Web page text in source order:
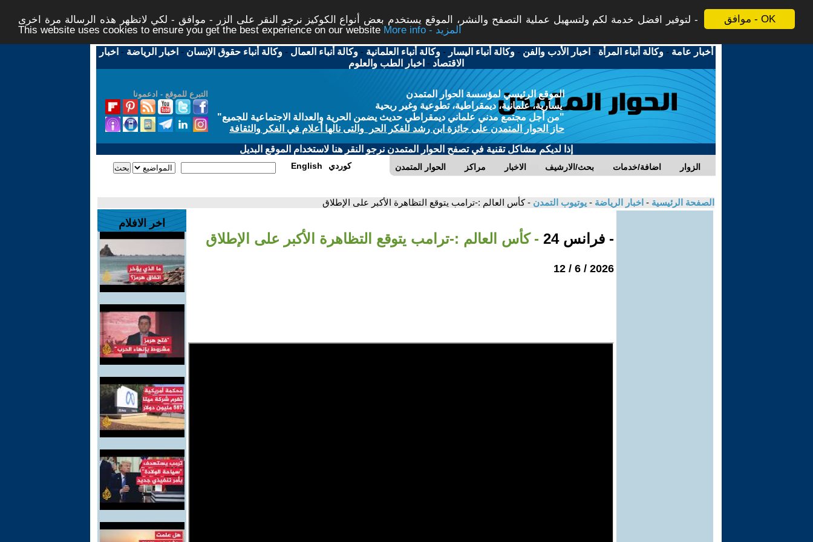
موافق - OK
لتوفير افضل خدمة لكم ولتسهيل عملية التصفح والنشر، الموقع يستخدم بعض أنواع الكوكيز نرجو النقر على الزر - موافق - لكي لاتظهر هذه الرسالة مرة اخرى -
This website uses cookies to ensure you get the best experience on our website
More info - المزيد
أخبار عامة -وكالة أنباء المرأة - اخبار الأدب والفن -وكالة أنباء اليسار -وكالة أنباء العلمانية -وكالة أنباء العمال -وكالة أنباء حقوق الإنسان - اخبار الرياضة - اخبار
الاقتصاد - اخبار الطب والعلوم
التبرع للموقع - ادعمونا
الموقع الرئيسي لمؤسسة الحوار المتمدن
يسارية، علمانية، ديمقراطية، تطوعية وغير ربحية
"من أجل مجتمع مدني علماني ديمقراطي حديث يضمن الحرية والعدالة الاجتماعية للجميع"
حاز الحوار المتمدن على جائزة ابن رشد للفكر الحر والتى نالها أعلام في الفكر والثقافة
إذا لديكم مشاكل تقنية في تصفح الحوار المتمدن نرجو النقر هنا لاستخدام الموقع البديل
الحوار المتمدن مراكز الاخبار بحث/الارشيف اضافة/خدمات الزوار English كوردي
الصفحة الرئيسية - اخبار الرياضة - يوتيوب التمدن - كأس العالم :-ترامب يتوقع التظاهرة الأكبر على الإطلاق
- فرانس 24 - كأس العالم :-ترامب يتوقع التظاهرة الأكبر على الإطلاق
2026 / 6 / 12
اخر الافلام